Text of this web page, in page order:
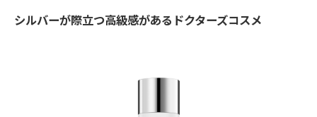
シルバーが際立つ高級感があるドクターズコスメ